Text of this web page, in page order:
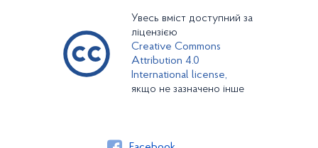
Увесь вміст доступний за
ліцензією
Creative Commons
Attribution 4.0
International license,
якщо не зазначено інше